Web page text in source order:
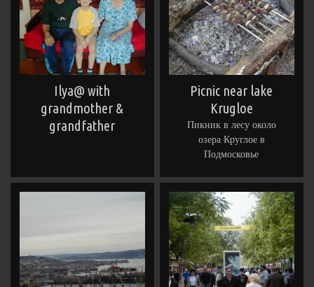
Ilya@ with
grandmother &
grandfather
Picnic near lake
Krugloe
Пикник в лесу около
озера Круглое в
Подмосковье